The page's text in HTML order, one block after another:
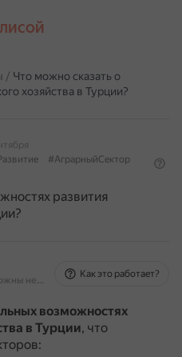
/ Что можно сказать о
хозяйства в Турции?
#АграрныйСектор
развития
На основе источников, возможны неточности
Как это работает?
возможностях
в Турции, что